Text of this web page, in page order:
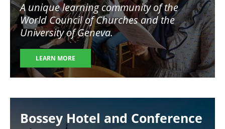
A unique learning community of the
World Council of Churches and the
University of Geneva.
LEARN MORE
Bossey Hotel and Conference